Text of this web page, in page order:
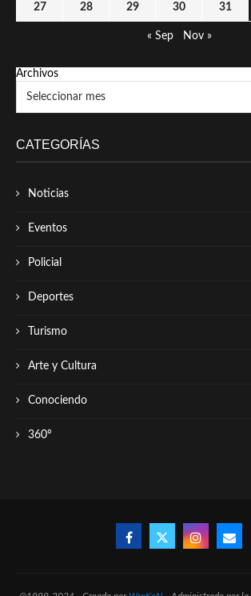
27 28 29 30 31
« Sep Nov »
Archivos
CATEGORÍAS
Noticias
Eventos
Policial
Deportes
Turismo
Arte y Cultura
Conociendo
360º